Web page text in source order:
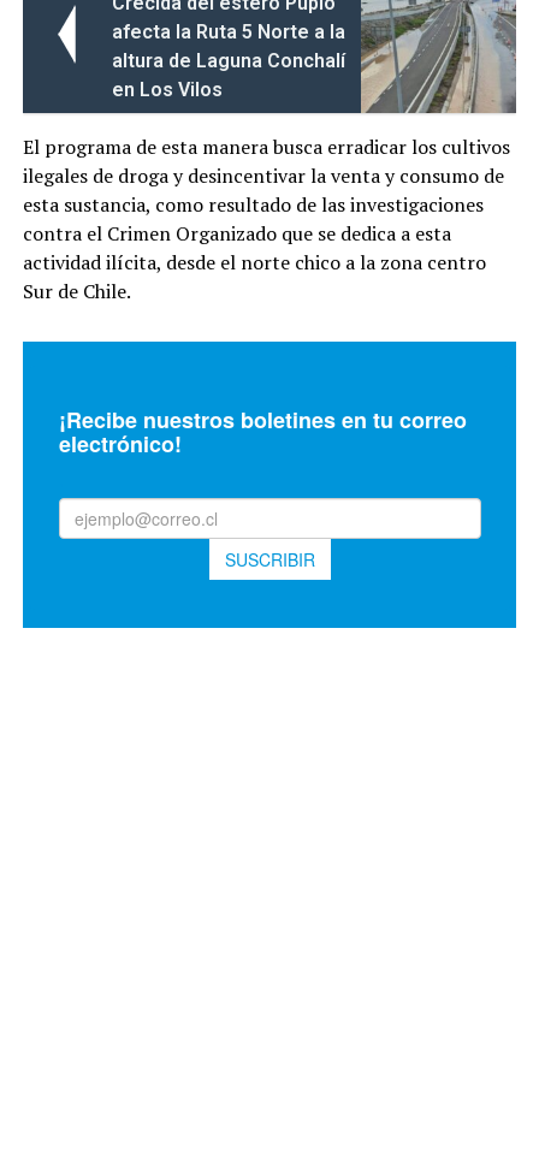
afecta la Ruta 5 Norte a la
altura de Laguna Conchalí
en Los Vilos
El programa de esta manera busca erradicar los cultivos
ilegales de droga y desincentivar la venta y consumo de
esta sustancia, como resultado de las investigaciones
contra el Crimen Organizado que se dedica a esta
actividad ilícita, desde el norte chico a la zona centro
Sur de Chile.